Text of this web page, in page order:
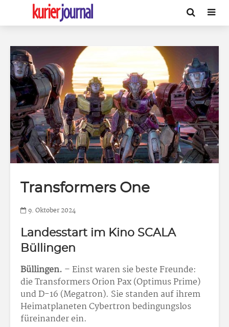
Transformers One
9. Oktober 2024
Landesstart im Kino SCALA
Büllingen
Büllingen. – Einst waren sie beste Freunde:
die Transformers Orion Pax (Optimus Prime)
und D-16 (Megatron). Sie standen auf ihrem
Heimatplaneten Cybertron bedingungslos
füreinander ein.